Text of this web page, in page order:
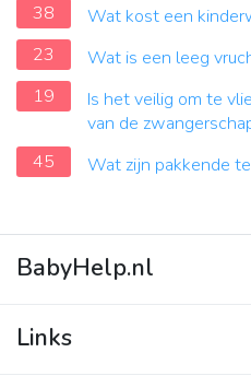
38
Wat kost een
23
Wat is een leeg
19
Is het veilig om te
van de
45
Wat zijn pakkende
BabyHelp.nl
Vraag & Antwoord
Links